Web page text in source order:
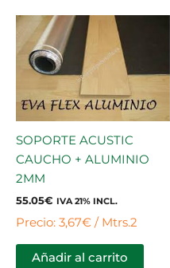
SOPORTE ACUSTIC
CAUCHO + ALUMINIO
2MM
55.05€ IVA 21% INCL.
Precio: 3,67€ / Mtrs.2
Añadir al carrito